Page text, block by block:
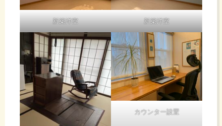
新築洋室 新築洋室
カウンター設置